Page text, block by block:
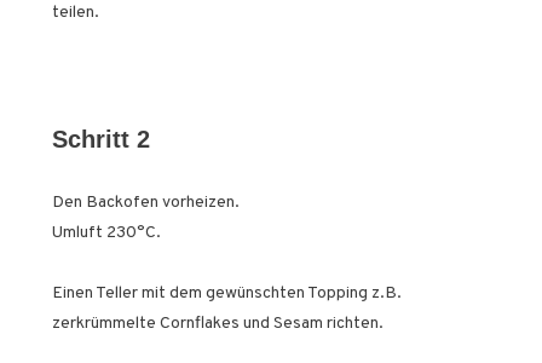
teilen.
Schritt 2
Den Backofen vorheizen.
Umluft 230°C.
Einen Teller mit dem gewünschten Topping z.B.
zerkrümmelte Cornflakes und Sesam richten.